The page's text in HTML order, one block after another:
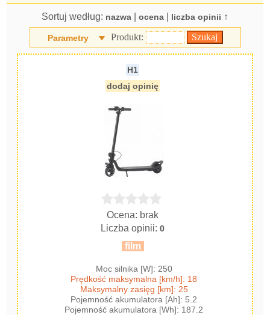
Sortuj według: nazwa ocena liczba opinii ↑
Parametry Produkt:
H1
dodaj opinię
Ocena: brak
Liczba opinii:0
film
Moc silnika [W]: 250
Prędkość maksymalna [km/h]: 18
Maksymalny zasięg [km]: 25
Pojemność akumulatora [Ah]: 5.2
Pojemność akumulatora [Wh]: 187.2